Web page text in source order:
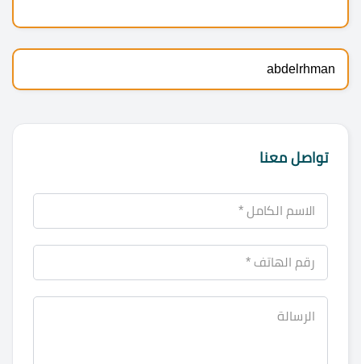
abdelrhman
تواصل معنا